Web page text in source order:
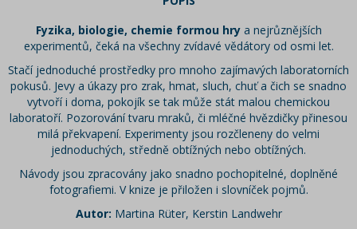
Fyzika, biologie, chemie formou hrya nejrůznějších
experimentů, čeká na všechny zvídavé vědátory od osmi let.
Stačí jednoduché prostředky pro mnoho zajímavých laboratorních
pokusů. Jevy a úkazy pro zrak, hmat, sluch, chuť a čich se snadno
vytvoří i doma, pokojík se tak může stát malou chemickou
laboratoří. Pozorování tvaru mraků, či mléčné hvězdičky přinesou
milá překvapení. Experimenty jsou rozčleneny do velmi
jednoduchých, středně obtížných nebo obtížných.
Návody jsou zpracovány jako snadno pochopitelné, doplněné
fotografiemi. V knize je přiložen i slovníček pojmů.
Autor: Martina Rüter, Kerstin Landwehr